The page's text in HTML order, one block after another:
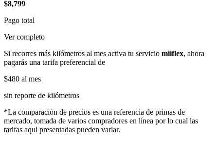
$8,799
Pago total
Ver completo
Si recorres más kilómetros al mes activa tu servicio miiflex, ahora
pagarás una tarifa preferencial de
$480 al mes
sin reporte de kilómetros
*La comparación de precios es una referencia de primas de
mercado, tomada de varios compradores en línea por lo cual las
tarifas aqui presentadas pueden variar.